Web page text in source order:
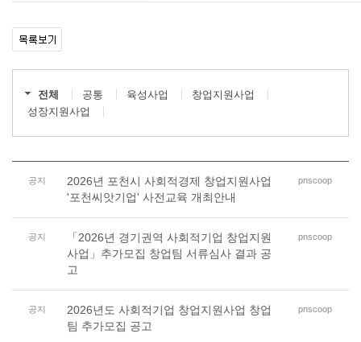
전체 공통 육성사업
창업지원사업
성장지원사업
공지
2026년 포천시 사회적경제 창업지원사업
'포천씨앗기업' 사전교육 개최안내
pnscoop
공지
「2026년 경기권역 사회적기업 창업지원
사업」추가모집 창업팀 서류심사 결과 공
고
pnscoop
공지
2026년도 사회적기업 창업지원사업 창업
팀 추가모집 공고
pnscoop